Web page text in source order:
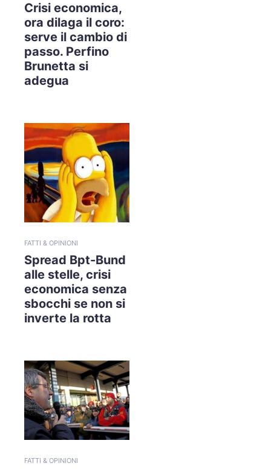
Crisi economica,
ora dilaga il coro:
serve il cambio di
passo. Perfino
Brunetta si
adegua
FATTI & OPINIONI
Spread Bpt-Bund
alle stelle, crisi
economica senza
sbocchi se non si
inverte la rotta
FATTI & OPINIONI